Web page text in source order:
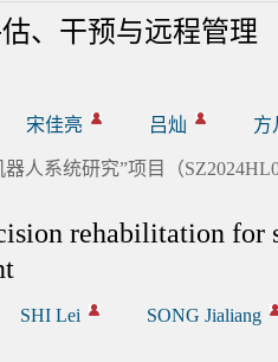
、干预与远程管理
宋佳亮 吕灿 方
人系统研究”项目（
rehabilitation for
SHI Lei SONG Jialiang